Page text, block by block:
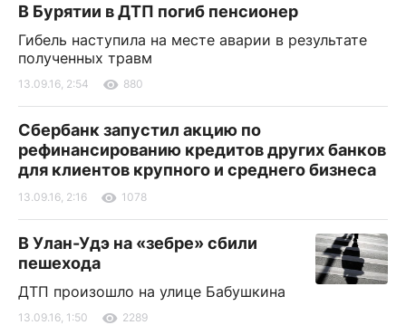
В Бурятии в ДТП погиб пенсионер
Гибель наступила на месте аварии в результате
полученных травм
13.09.16, 2:54 880
Сбербанк запустил акцию по
рефинансированию кредитов других банков
для клиентов крупного и среднего бизнеса
13.09.16, 2:16 1078
В Улан-Удэ на «зебре» сбили
пешехода
ДТП произошло на улице Бабушкина
13.09.16, 1:50 2289